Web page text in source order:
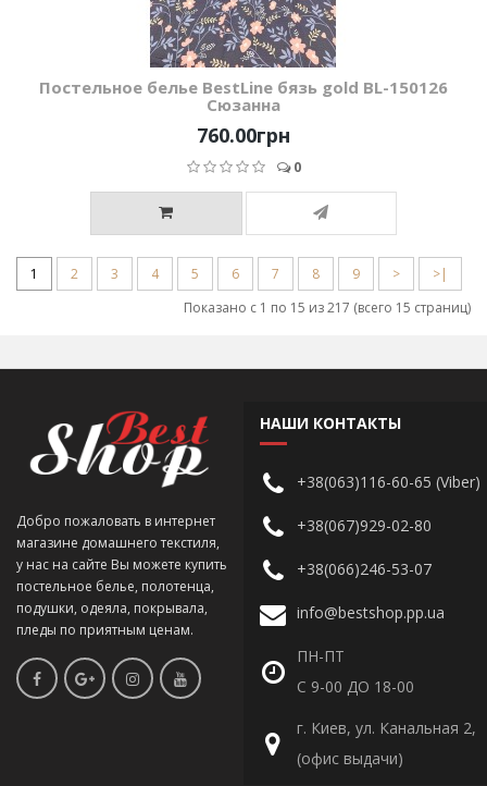
Постельное белье BestLine бязь gold BL-150126
Сюзанна
760.00грн
0
1 2 3 4 5 6 7 8 9 >
>|
Показано с 1 по 15 из 217 (всего 15 страниц)
Добро пожаловать в интернет
магазине домашнего текстиля,
у нас на сайте Вы можете купить
постельное белье, полотенца,
подушки, одеяла, покрывала,
пледы по приятным ценам.
НАШИ КОНТАКТЫ
+38(063)116-60-65 (Viber)
+38(067)929-02-80
+38(066)246-53-07
info@bestshop.pp.ua
ПН-ПТ
С 9-00 ДО 18-00
г. Киев, ул. Канальная 2,
(офис выдачи)